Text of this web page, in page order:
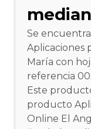
Se
Aplicaciones
María con
referencia
Este
producto
Online El